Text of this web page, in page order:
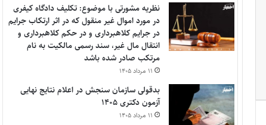
نظریه مشورتی با موضوع: تکلیف دادگاه کیفری
در مورد اموال غیر منقول که در اثر ارتکاب جرایم
در جرایم کلاهبرداری و در حکم کلاهبرداری و
انتقال مال غیر، سند رسمی مالکیت به نام
مرتکب صادر شده باشد
۱۱ مرداد ۱۴۰۵
بدقولی سازمان سنجش در اعلام نتایج نهایی
آزمون دکتری ۱۴۰۵
۱۱ مرداد ۱۴۰۵